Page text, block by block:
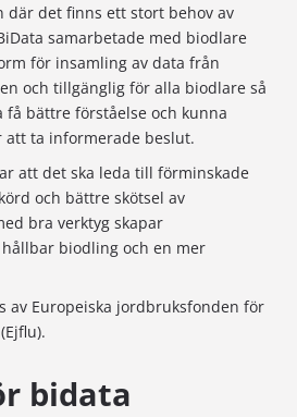
antagning:
537 799
för nya
för dig som är ny studerande
på Åland.
en viktig roll som initiativtagare
EU-projekt samt andra projekt
Ålands landskapsregering.
→
webbkamera som visar upp
och går i Västra hamnen
det finns ett stort behov av
samarbetade med biodlare
för insamling av data från
och tillgänglig för alla biodlare så
få bättre förståelse och kunna
att ta informerade beslut.
att det ska leda till förminskade
och bättre skötsel av
bra verktyg skapar
biodling och en mer
av Europeiska jordbruksfonden för
bidata